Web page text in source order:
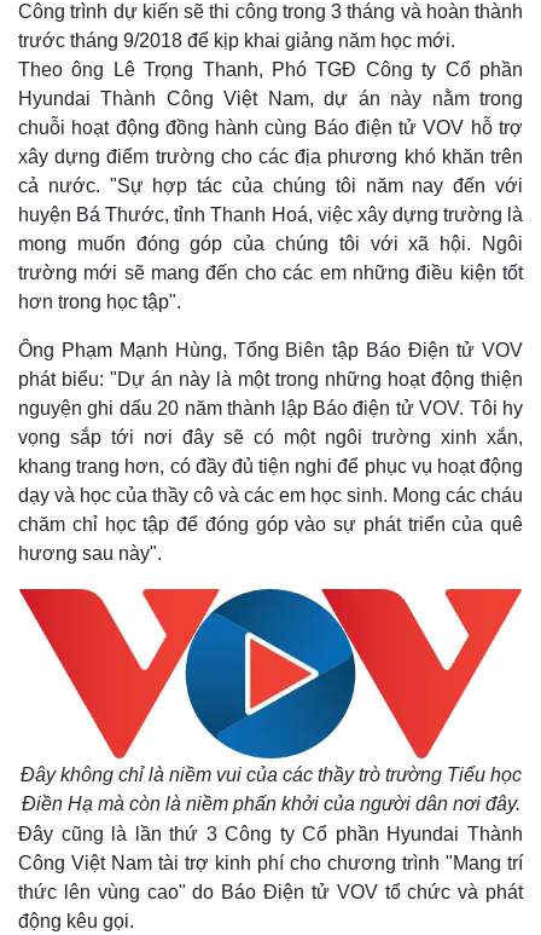
Kinh tế
Bất động sản
Khởi nghiệp
Thị trường
Giá vàng
Tiêu dùng
Tỷ giá
Chứng khoán
Công trình dự kiến sẽ thi công trong 3 tháng và hoàn thành
trước tháng 9/2018 để kịp khai giảng năm học mới.
Theo ông Lê Trọng Thanh, Phó TGĐ Công ty Cổ phần
Hyundai Thành Công Việt Nam, dự án này nằm trong
chuỗi hoạt động đồng hành cùng Báo điện tử VOV hỗ trợ
xây dựng điểm trường cho các địa phương khó khăn trên
cả nước. "Sự hợp tác của chúng tôi năm nay đến với
huyện Bá Thước, tỉnh Thanh Hoá, việc xây dựng trường là
mong muốn đóng góp của chúng tôi với xã hội. Ngôi
trường mới sẽ mang đến cho các em những điều kiện tốt
hơn trong học tập".
Ông Phạm Mạnh Hùng, Tổng Biên tập Báo Điện tử VOV
phát biểu: "Dự án này là một trong những hoạt động thiện
nguyện ghi dấu 20 năm thành lập Báo điện tử VOV. Tôi hy
vọng sắp tới nơi đây sẽ có một ngôi trường xinh xắn,
khang trang hơn, có đầy đủ tiện nghi để phục vụ hoạt động
dạy và học của thầy cô và các em học sinh. Mong các cháu
chăm chỉ học tập để đóng góp vào sự phát triển của quê
hương sau này".
Đây không chỉ là niềm vui của các thầy trò trường Tiểu học
Điền Hạ mà còn là niềm phấn khởi của người dân nơi đây.
Đây cũng là lần thứ 3 Công ty Cổ phần Hyundai Thành
Công Việt Nam tài trợ kinh phí cho chương trình "Mang trí
thức lên vùng cao" do Báo Điện tử VOV tổ chức và phát
động kêu gọi.